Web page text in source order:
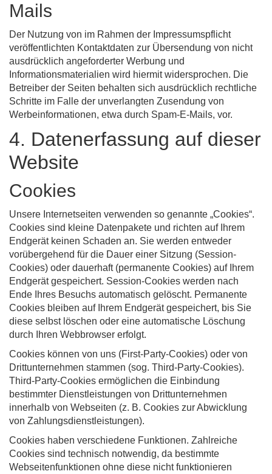
Mails
Der Nutzung von im Rahmen der Impressumspflicht
veröffentlichten Kontaktdaten zur Übersendung von nicht
ausdrücklich angeforderter Werbung und
Informationsmaterialien wird hiermit widersprochen. Die
Betreiber der Seiten behalten sich ausdrücklich rechtliche
Schritte im Falle der unverlangten Zusendung von
Werbeinformationen, etwa durch Spam-E-Mails, vor.
4. Datenerfassung auf dieser
Website
Cookies
Unsere Internetseiten verwenden so genannte „Cookies“.
Cookies sind kleine Datenpakete und richten auf Ihrem
Endgerät keinen Schaden an. Sie werden entweder
vorübergehend für die Dauer einer Sitzung (Session-
Cookies) oder dauerhaft (permanente Cookies) auf Ihrem
Endgerät gespeichert. Session-Cookies werden nach
Ende Ihres Besuchs automatisch gelöscht. Permanente
Cookies bleiben auf Ihrem Endgerät gespeichert, bis Sie
diese selbst löschen oder eine automatische Löschung
durch Ihren Webbrowser erfolgt.
Cookies können von uns (First-Party-Cookies) oder von
Drittunternehmen stammen (sog. Third-Party-Cookies).
Third-Party-Cookies ermöglichen die Einbindung
bestimmter Dienstleistungen von Drittunternehmen
innerhalb von Webseiten (z. B. Cookies zur Abwicklung
von Zahlungsdienstleistungen).
Cookies haben verschiedene Funktionen. Zahlreiche
Cookies sind technisch notwendig, da bestimmte
Webseitenfunktionen ohne diese nicht funktionieren